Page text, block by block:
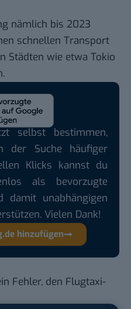
nämlich bis 2023
schnellen Transport
Städten wie etwa Tokio
selbst bestimmen,
der Suche häufiger
Klicks kannst du
als bevorzugte
damit unabhängigen
Vielen Dank!
hinzufügen
Fehler, den Flugtaxi-